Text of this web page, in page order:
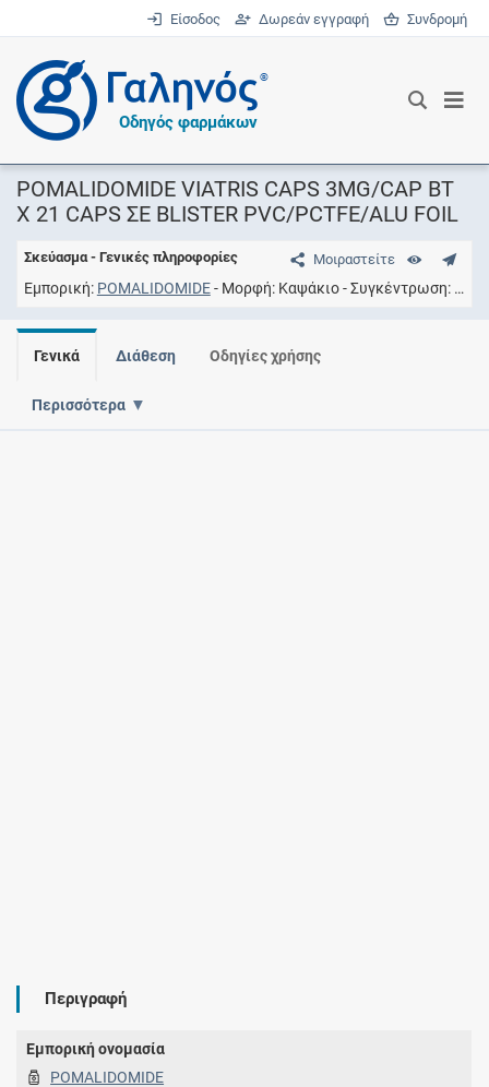
Είσοδος Δωρεάν εγγραφή Συνδρομή
®
Οδηγός φαρμάκων
POMALIDOMIDE VIATRIS CAPS 3MG/CAP BT
X 21 CAPS ΣΕ BLISTER PVC/PCTFE/ALU FOIL
Μοιραστείτε
Σκεύασμα - Γενικές πληροφορίες
Εμπορική POMALIDOMIDE Μορφή Καψάκιο Συγκέντρωση
Γενικά Διάθεση Οδηγίες χρήσης
Περισσότερα
Περιγραφή
Εμπορική ονομασία
POMALIDOMIDE